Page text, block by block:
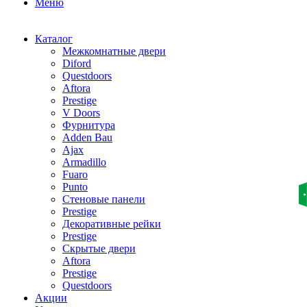
Меню
Каталог
Межкомнатные двери
Diford
Questdoors
Aftora
Prestige
V Doors
Фурнитура
Adden Bau
Ajax
Armadillo
Fuaro
Punto
Стеновые панели
Prestige
Декоративные рейки
Prestige
Скрытые двери
Aftora
Prestige
Questdoors
Акции